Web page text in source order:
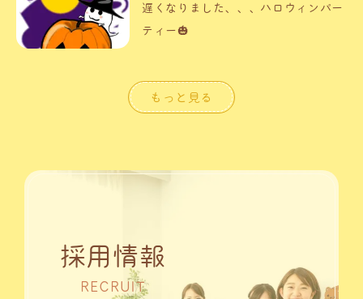
遅くなりました、、、ハロウィンパー
ティー🎃
もっと見る
採用情報
RECRUIT